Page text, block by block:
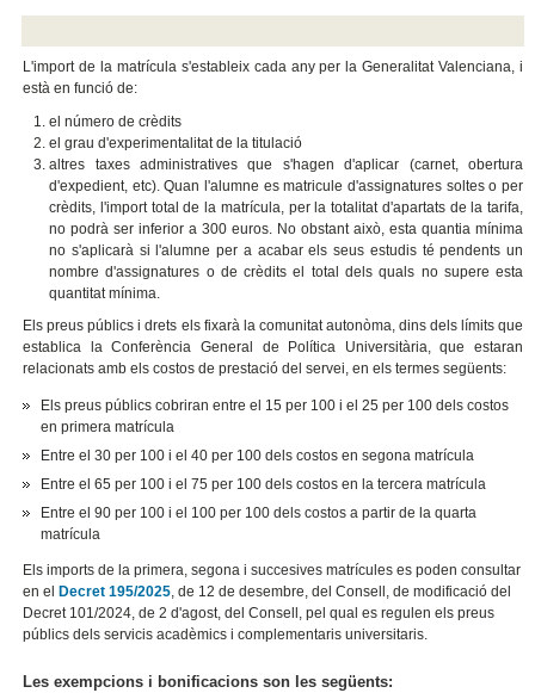
L'import de la matrícula s'estableix cada any per la Generalitat Valenciana, i
està en funció de:
el número de crèdits
el grau d'experimentalitat de la titulació
altres taxes administratives que s'hagen d'aplicar (carnet, obertura
d'expedient, etc). Quan l'alumne es matricule d'assignatures soltes o per
crèdits, l'import total de la matrícula, per la totalitat d'apartats de la tarifa,
no podrà ser inferior a 300 euros. No obstant això, esta quantia mínima
no s'aplicarà si l'alumne per a acabar els seus estudis té pendents un
nombre d'assignatures o de crèdits el total dels quals no supere esta
quantitat mínima.
Els preus públics i drets els fixarà la comunitat autonòma, dins dels límits que
establica la Conferència General de Política Universitària, que estaran
relacionats amb els costos de prestació del servei, en els termes següents:
Els preus públics cobriran entre el 15 per 100 i el 25 per 100 dels costos
en primera matrícula
Entre el 30 per 100 i el 40 per 100 dels costos en segona matrícula
Entre el 65 per 100 i el 75 per 100 dels costos en la tercera matrícula
Entre el 90 per 100 i el 100 per 100 dels costos a partir de la quarta
matrícula
Els imports de la primera, segona i succesives matrícules es poden consultar
en el
Decret 195/2025, de 12 de desembre, del Consell, de modificació del
Decret 101/2024, de 2 d'agost, del Consell, pel qual es regulen els preus
públics dels servicis acadèmics i complementaris universitaris.
Les exempcions i bonificacions son les següents: